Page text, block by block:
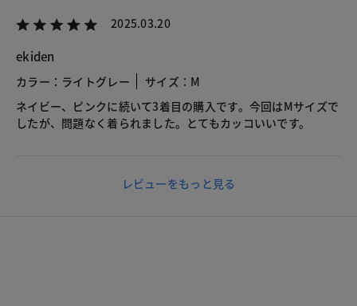
2025.03.20
ekiden
カラー：ライトグレー
サイズ：M
ネイビー、ピンクに続いて3着目の購入です。今回はMサイズで
したが、問題なく着られました。とてもカッコいいです。
レビューをもっと見る